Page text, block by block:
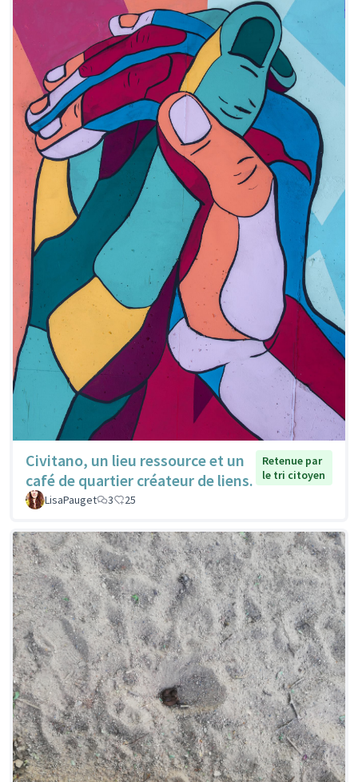
Civitano, un lieu ressource et un
café de quartier créateur de liens.
Retenue par
le tri citoyen
LisaPauget
3 25